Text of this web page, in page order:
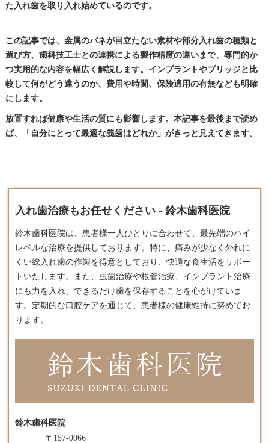
た入れ歯を取り入れ始めているのです。
この記事では、金属のバネが目立たない素材や部分入れ歯の種類と
選び方、歯科技工士との連携による製作精度の違いまで、専門的か
つ実用的な内容を幅広く解説します。インプラントやブリッジと比
較して何がどう違うのか、費用や時間、保険適用の有無なども明確
にします。
放置すれば健康や生活の質にも影響します。本記事を最後まで読め
ば、「自分にとって最適な義歯はどれか」がきっと見えてきます。
入れ歯治療もお任せください - 鈴木歯科医院
鈴木歯科医院は、患者様一人ひとりに合わせて、最先端のハイ
レベルな治療を提供しております。​特に、痛みが少なく外れに
くい総入れ歯の作製を得意としており、快適な食生活をサポー
トいたします。​また、虫歯治療や根管治療、インプラント治療
にも力を入れ、できるだけ歯を保存することを心がけていま
す。​定期的な口腔ケアを通じて、患者様の健康維持に努めてお
ります。
鈴木歯科医院
〒157-0066